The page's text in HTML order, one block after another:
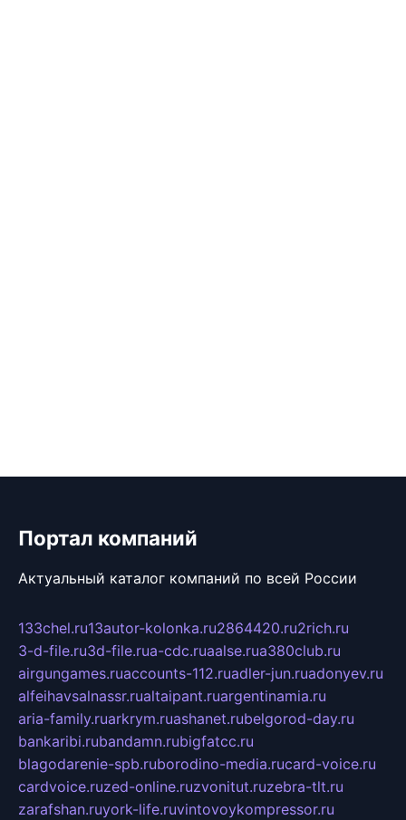
Портал компаний
Актуальный каталог компаний по всей России
133chel.ru13autor-kolonka.ru2864420.ru2rich.ru
3-d-file.ru3d-file.rua-cdc.ruaalse.rua380club.ru
airgungames.ruaccounts-112.ruadler-jun.ruadonyev.ru
alfeihavsalnassr.rualtaipant.ruargentinamia.ru
aria-family.ruarkrym.ruashanet.rubelgorod-day.ru
bankaribi.rubandamn.rubigfatcc.ru
blagodarenie-spb.ruborodino-media.rucard-voice.ru
cardvoice.ruzed-online.ruzvonitut.ruzebra-tlt.ru
zarafshan.ruyork-life.ruvintovoykompressor.ru